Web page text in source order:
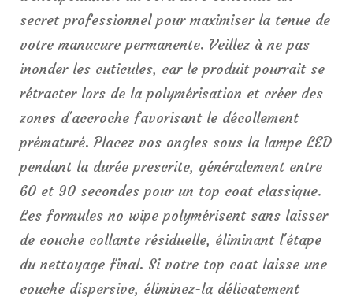
secret professionnel pour maximiser la tenue de
votre manucure permanente. Veillez à ne pas
inonder les cuticules, car le produit pourrait se
rétracter lors de la polymérisation et créer des
zones d'accroche favorisant le décollement
prématuré. Placez vos ongles sous la lampe LED
pendant la durée prescrite, généralement entre
60 et 90 secondes pour un top coat classique.
Les formules no wipe polymérisent sans laisser
de couche collante résiduelle, éliminant l'étape
du nettoyage final. Si votre top coat laisse une
couche dispersive, éliminez-la délicatement